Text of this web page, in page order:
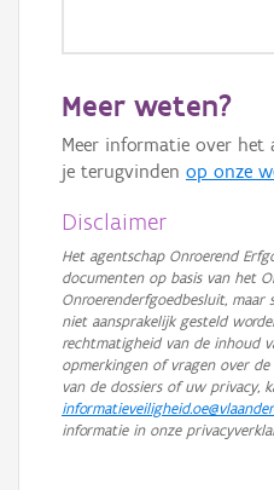
Meer weten?
Meer informatie over het
je terugvinden op onze
Disclaimer
Het agentschap Onroerend
documenten op basis van het
Onroerenderfgoedbesluit,
niet aansprakelijk gesteld
rechtmatigheid van de inhoud
opmerkingen of vragen over
van de dossiers of uw privacy,
informatie in onze